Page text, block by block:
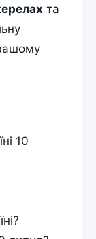
та
10